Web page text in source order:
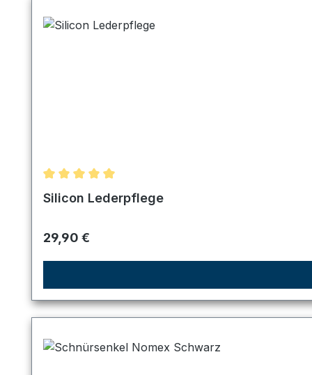
Durchschnittliche Bewertung von 5 von 5 Sternen
Silicon Lederpflege
Regulärer Preis:
29,90 €